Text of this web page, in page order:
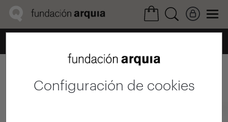
Configuración de cookies